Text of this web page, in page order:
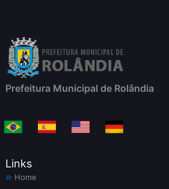
Prefeitura Municipal de Rolândia
Links
Home